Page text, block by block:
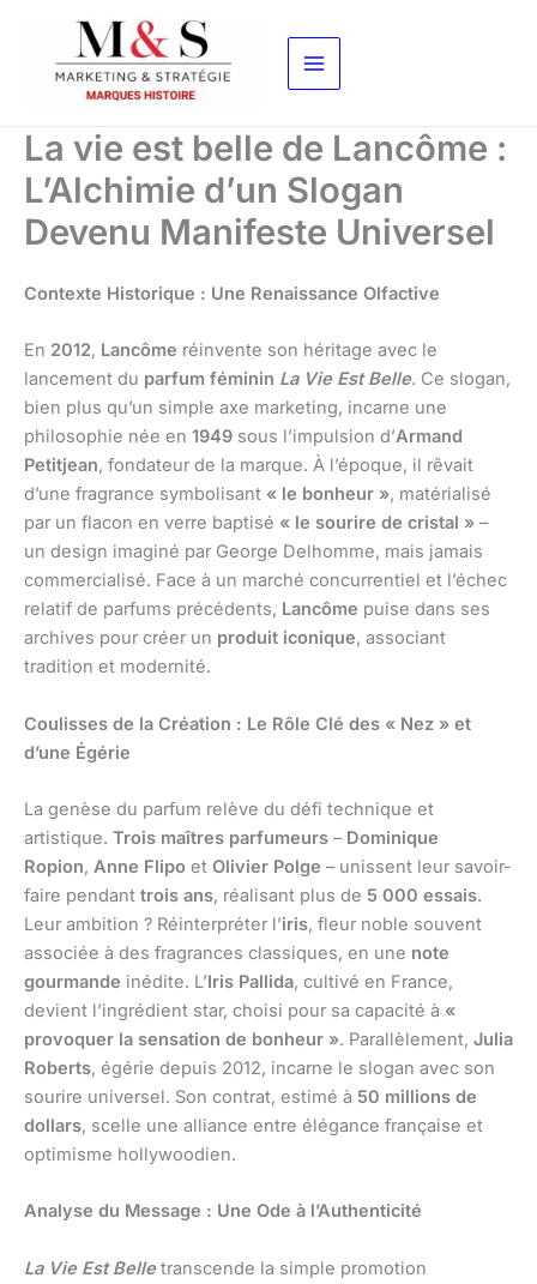
contenu
La vie est belle de Lancôme :
L’Alchimie d’un Slogan
Devenu Manifeste Universel
Contexte Historique : Une Renaissance Olfactive
En 2012, Lancôme réinvente son héritage avec le
lancement du parfum féminin La Vie Est Belle. Ce slogan,
bien plus qu’un simple axe marketing, incarne une
philosophie née en 1949 sous l’impulsion d’Armand
Petitjean, fondateur de la marque. À l’époque, il rêvait
d’une fragrance symbolisant « le bonheur », matérialisé
par un flacon en verre baptisé « le sourire de cristal » –
un design imaginé par George Delhomme, mais jamais
commercialisé. Face à un marché concurrentiel et l’échec
relatif de parfums précédents, Lancôme puise dans ses
archives pour créer un produit iconique, associant
tradition et modernité.
Coulisses de la Création : Le Rôle Clé des « Nez » et
d’une Égérie
La genèse du parfum relève du défi technique et
artistique. Trois maîtres parfumeurs – Dominique
Ropion, Anne Flipo et Olivier Polge – unissent leur savoir-
faire pendant trois ans, réalisant plus de 5 000 essais.
Leur ambition ? Réinterpréter l’iris, fleur noble souvent
associée à des fragrances classiques, en une note
gourmande inédite. L’Iris Pallida, cultivé en France,
devient l’ingrédient star, choisi pour sa capacité à «
provoquer la sensation de bonheur ». Parallèlement, Julia
Roberts, égérie depuis 2012, incarne le slogan avec son
sourire universel. Son contrat, estimé à 50 millions de
dollars, scelle une alliance entre élégance française et
optimisme hollywoodien.
Analyse du Message : Une Ode à l’Authenticité
La Vie Est Belletranscende la simple promotion